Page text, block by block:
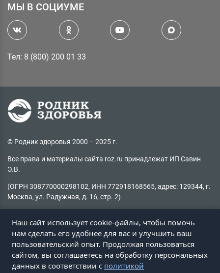
МЫ В СОЦИУМЕ
Тел: 8 (800) 200 01 33
© Родник здоровья 2000 – 2025 г.
Все права и материалы сайта roz.ru принадлежат ИП Савин
Э.В.
(ОГРН 308770000298102, ИНН 772918168565, адрес: 129344, г.
Москва, ул. Радужная, д. 16, стр. 2)
запрещено
Не нашли информацию на сайте?
Пишите наclient@roz.ru
Наш сайт использует cookie-файлы, чтобы помочь
нам сделать его удобнее для вас и улучшить ваш
пользовательский опыт. Продолжая пользоваться
сайтом, вы соглашаетесь на обработку персональных
данных в соответствии с политикой